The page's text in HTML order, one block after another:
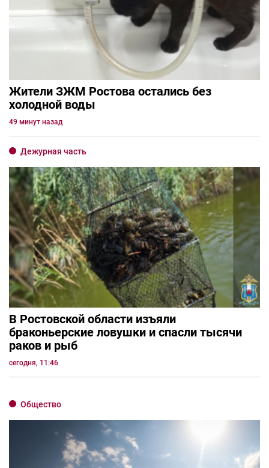
Жители ЗЖМ Ростова остались без
холодной воды
49 минут назад
Дежурная часть
В Ростовской области изъяли
браконьерские ловушки и спасли тысячи
раков и рыб
сегодня, 11:46
Общество